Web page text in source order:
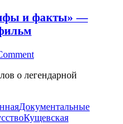
и факты» —
о легендарной
Документальные
Кущевская